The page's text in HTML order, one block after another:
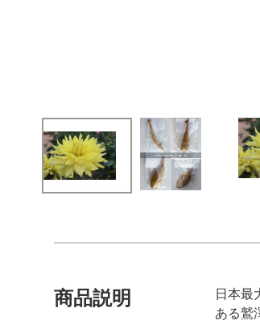
商品説明
日本最
ある鷲